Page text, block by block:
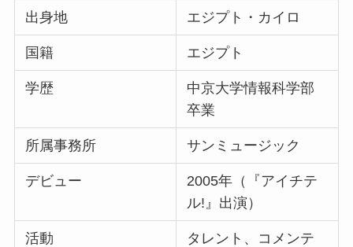
出身地 エジプト・カイロ
国籍 エジプト
学歴
中京大学情報科学部
卒業
所属事務所 サンミュージック
デビュー
2005年（『アイチテ
ル!』出演）
活動
タレント、コメンテ